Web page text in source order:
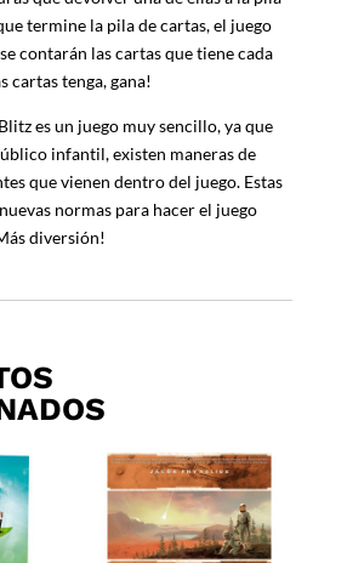
termine la pila de cartas, el juego
contarán las cartas que tiene cada
cartas tenga, gana!
es un juego muy sencillo, ya que
infantil, existen maneras de
que vienen dentro del juego. Estas
normas para hacer el juego
diversión!